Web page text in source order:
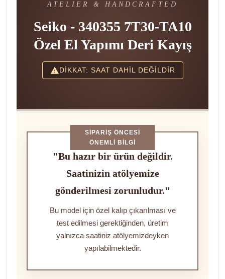
ATELIER & HANDCRAFTED
Seiko - 340355 7T30-TA10
Özel El Yapımı Deri Kayış
DİKKAT: SAAT DAHİL DEĞİLDİR
SIPARIŞ ÖNCESI
ÖNEMLI BILGI
"Bu hazır bir ürün değildir.
Saatinizin atölyemize
gönderilmesi zorunludur."
Bu model için özel kalıp çıkarılması ve
test edilmesi gerektiğinden, üretim
yalnızca saatiniz atölyemizdeyken
yapılabilmektedir.